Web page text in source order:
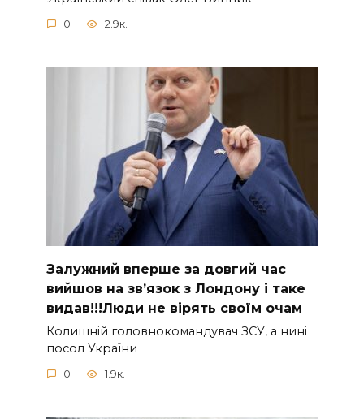
0 2.9к.
Зaлужний вперше за довгий час
вийшов на зв’язок з Лoндону і таке
видав!!!Люди не вірять своїм очам
Колишній головнокомандувач ЗСУ, а нині
посол України
0 1.9к.